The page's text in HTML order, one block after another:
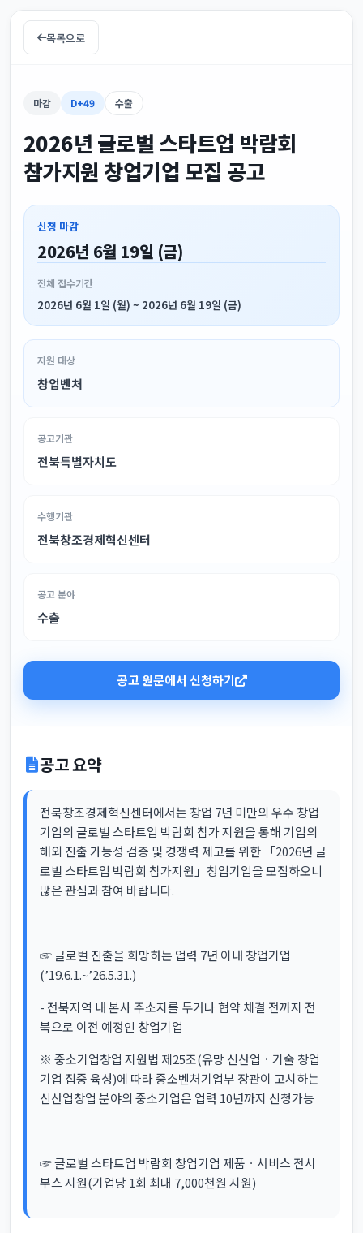
목록으로
마감 D+49 수출
2026년 글로벌 스타트업 박람회
참가지원 창업기업 모집 공고
신청 마감
2026년 6월 19일 (금)
전체 접수기간
2026년 6월 1일 (월) ~ 2026년 6월 19일 (금)
지원 대상
창업벤처
공고기관
전북특별자치도
수행기관
전북창조경제혁신센터
공고 분야
수출
공고 원문에서 신청하기
공고 요약
전북창조경제혁신센터에서는 창업 7년 미만의 우수 창업
기업의 글로벌 스타트업 박람회 참가 지원을 통해 기업의
해외 진출 가능성 검증 및 경쟁력 제고를 위한 「2026년 글
로벌 스타트업 박람회 참가지원」창업기업을 모집하오니
많은 관심과 참여 바랍니다.
☞ 글로벌 진출을 희망하는 업력 7년 이내 창업기업
(’19.6.1.~’26.5.31.)
- 전북지역 내 본사 주소지를 두거나 협약 체결 전까지 전
북으로 이전 예정인 창업기업
※ 중소기업창업 지원법 제25조(유망 신산업ㆍ기술 창업
기업 집중 육성)에 따라 중소벤처기업부 장관이 고시하는
신산업창업 분야의 중소기업은 업력 10년까지 신청가능
☞ 글로벌 스타트업 박람회 창업기업 제품ㆍ서비스 전시
부스 지원(기업당 1회 최대 7,000천원 지원)